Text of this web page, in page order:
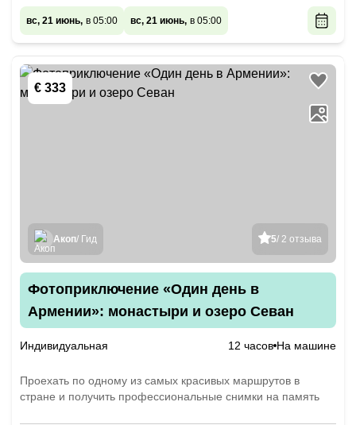
вс, 21 июнь, в 05:00 вс, 21 июнь, в 05:00
€ 333
5/ 2 отзыва
Акоп/ Гид
Фотоприключение «Один день в
Армении»: монастыри и озеро Севан
Индивидуальная 12 часов На машине
Проехать по одному из самых красивых маршрутов в
стране и получить профессиональные снимки на память